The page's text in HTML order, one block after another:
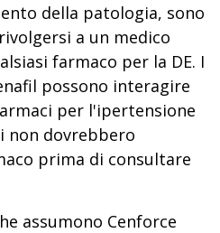
della patologia, sono
a un medico
farmaco per la DE. I
possono interagire
per l'ipertensione
non dovrebbero
prima di consultare
assumono Cenforce